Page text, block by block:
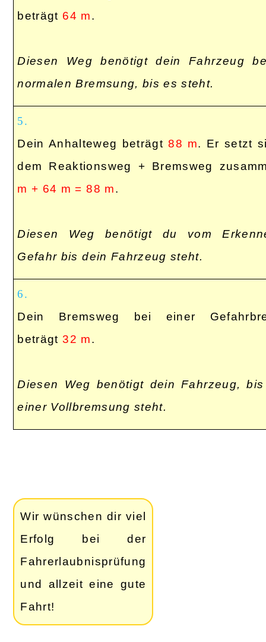
beträgt 64 m.
Diesen Weg benötigt dein Fahrzeug
normalen Bremsung, bis es steht.
5.
Dein Anhalteweg beträgt88 m. Er setzt
dem Reaktionsweg + Bremsweg
m + 64 m = 88 m.
Diesen Weg benötigt du vom
Gefahr bis dein Fahrzeug steht.
6.
Dein Bremsweg bei einer
beträgt32 m.
Diesen Weg benötigt dein Fahrzeug,
einer Vollbremsung steht.
Wir wünschen dir viel
Erfolg bei der
Fahrerlaubnisprüfung
und allzeit eine gute
Fahrt!